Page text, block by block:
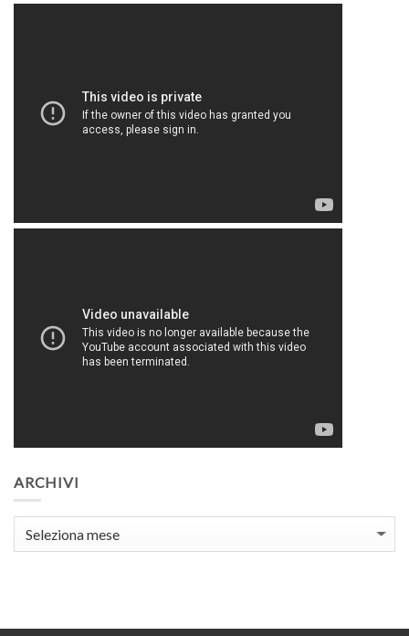
ARCHIVI
Archivi